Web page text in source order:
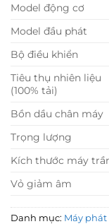
Model động cơ
Model đầu phát
Bộ điều khiển
Tiêu thụ nhiên liệu
(100% tải)
Bồn dầu chân máy
Trọng lượng
Kích thước máy
Vỏ giảm âm
Danh mục: Máy